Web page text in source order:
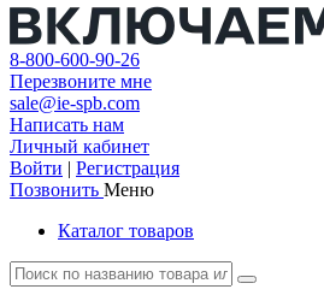
8-800-600-90-26
Перезвоните мне
sale@ie-spb.com
Написать нам
Личный кабинет
Войти | Регистрация
Позвонить Меню
Каталог товаров